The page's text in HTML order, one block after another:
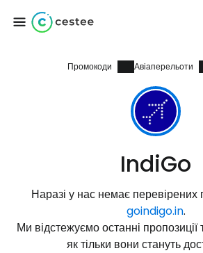
Промокоди Авіаперельоти
IndiGo
Наразі у нас немає перевірених
goindigo.in.
Ми відстежуємо останні
як тільки вони стануть
Увійдіть до
... світова туристична спільнота
Продовжуйте з
Продовжуйте у